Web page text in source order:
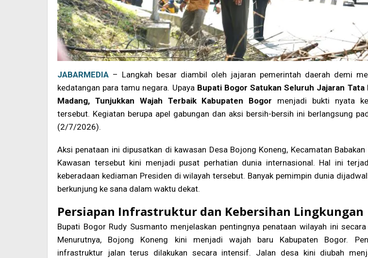
JABARMEDIA – Langkah besar diambil oleh jajaran pemerintah daerah demi
kedatangan para tamu negara. Upaya Bupati Bogor Satukan Seluruh Jajaran Tata
Madang, Tunjukkan Wajah Terbaik Kabupaten Bogor menjadi bukti nyata
tersebut. Kegiatan berupa apel gabungan dan aksi bersih-bersih ini berlangsung
(2/7/2026).
Aksi penataan ini dipusatkan di kawasan Desa Bojong Koneng, Kecamatan Babakan
Kawasan tersebut kini menjadi pusat perhatian dunia internasional. Hal ini
keberadaan kediaman Presiden di wilayah tersebut. Banyak pemimpin dunia
berkunjung ke sana dalam waktu dekat.
Persiapan Infrastruktur dan Kebersihan Lingkungan
Bupati Bogor Rudy Susmanto menjelaskan pentingnya penataan wilayah ini
Menurutnya, Bojong Koneng kini menjadi wajah baru Kabupaten Bogor.
infrastruktur jalan terus dilakukan secara intensif. Jalan desa kini diubah